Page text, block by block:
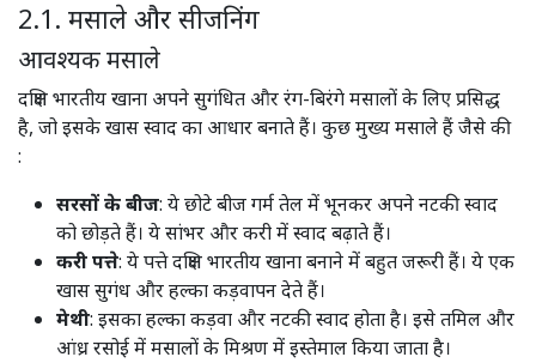
2.1. मसाले और सीजनिंग
आवश्यक मसाले
दक्षिण भारतीय खाना अपने सुगंधित और रंग-बिरंगे मसालों के लिए प्रसिद्ध
है, जो इसके खास स्वाद का आधार बनाते हैं। कुछ मुख्य मसाले हैं जैसे की
:
सरसों के बीज: ये छोटे बीज गर्म तेल में भूनकर अपने नटकी स्वाद
को छोड़ते हैं। ये सांभर और करी में स्वाद बढ़ाते हैं। ​
करी पत्ते: ये पत्ते दक्षिण भारतीय खाना बनाने में बहुत जरूरी हैं। ये एक
खास सुगंध और हल्का कड़वापन देते हैं। ​
मेथी: इसका हल्का कड़वा और नटकी स्वाद होता है। इसे तमिल और
आंध्र रसोई में मसालों के मिश्रण में इस्तेमाल किया जाता है। ​